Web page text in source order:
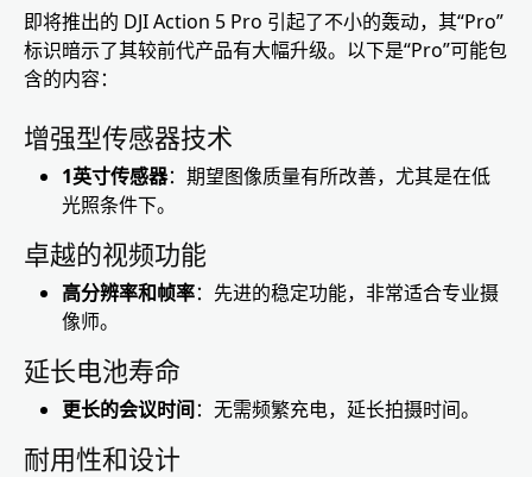
即将推出的 DJI Action 5 Pro 引起了不小的轰动，其“Pro”
标识暗示了其较前代产品有大幅升级。以下是“Pro”可能包
含的内容：
增强型传感器技术
1英寸传感器：期望图像质量有所改善，尤其是在低
光照条件下。
卓越的视频功能
高分辨率和帧率：先进的稳定功能，非常适合专业摄
像师。
延长电池寿命
更长的会议时间：无需频繁充电，延长拍摄时间。
耐用性和设计